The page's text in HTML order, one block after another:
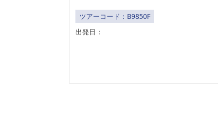
ツアーコード：B9850F
出発日：